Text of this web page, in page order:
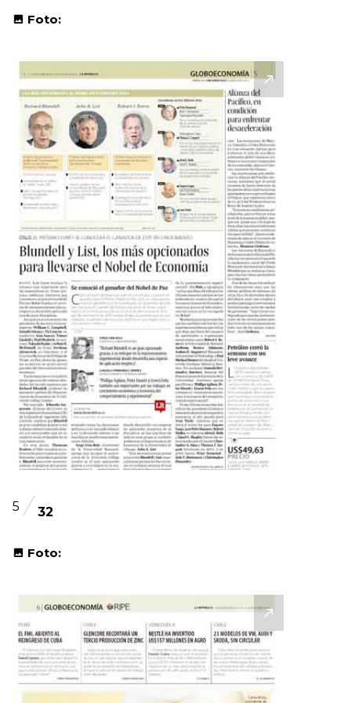
Foto:
5 32
Foto: